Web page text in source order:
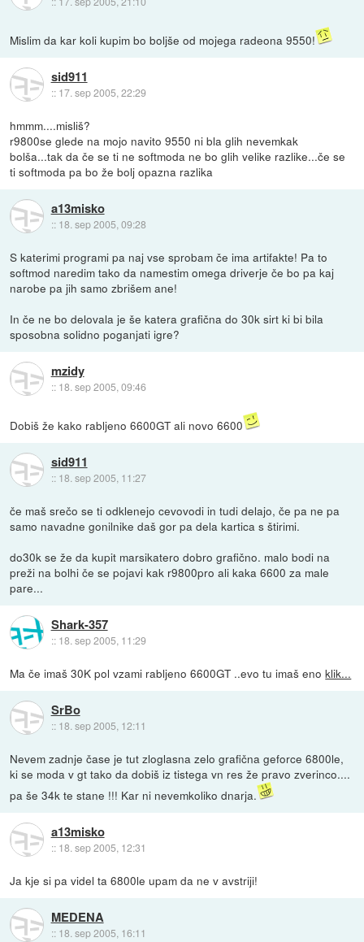
Mislim da kar koli kupim bo boljše od mojega radeona 9550!
sid911
:: 17. sep 2005, 22:29
hmmm....misliš?
r9800se glede na mojo navito 9550 ni bla glih nevemkak
bolša...tak da če se ti ne softmoda ne bo glih velike razlike...če se
ti softmoda pa bo že bolj opazna razlika
a13misko
:: 18. sep 2005, 09:28
S katerimi programi pa naj vse sprobam če ima artifakte! Pa to
softmod naredim tako da namestim omega driverje če bo pa kaj
narobe pa jih samo zbrišem ane!
In če ne bo delovala je še katera grafična do 30k sirt ki bi bila
sposobna solidno poganjati igre?
mzidy
:: 18. sep 2005, 09:46
Dobiš že kako rabljeno 6600GT ali novo 6600
sid911
:: 18. sep 2005, 11:27
če maš srečo se ti odklenejo cevovodi in tudi delajo, če pa ne pa
samo navadne gonilnike daš gor pa dela kartica s štirimi.
do30k se že da kupit marsikatero dobro grafično. malo bodi na
preži na bolhi če se pojavi kak r9800pro ali kaka 6600 za male
pare...
Shark-357
:: 18. sep 2005, 11:29
Ma če imaš 30K pol vzami rabljeno 6600GT ..evo tu imaš enoklik...
SrBo
:: 18. sep 2005, 12:11
Nevem zadnje čase je tut zloglasna zelo grafična geforce 6800le,
ki se moda v gt tako da dobiš iz tistega vn res že pravo zverinco....
pa še 34k te stane !!! Kar ni nevemkoliko dnarja.
a13misko
:: 18. sep 2005, 12:31
Ja kje si pa videl ta 6800le upam da ne v avstriji!
MEDENA
:: 18. sep 2005, 16:11